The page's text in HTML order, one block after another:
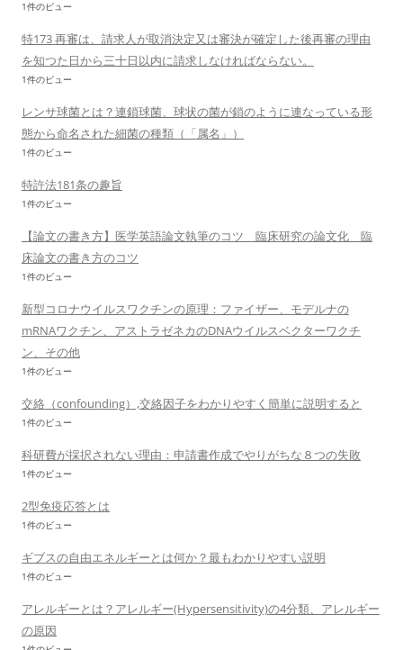
1件のビュー
特173 再審は、請求人が取消決定又は審決が確定した後再審の理由
を知つた日から三十日以内に請求しなければならない。
1件のビュー
レンサ球菌とは？連鎖球菌、球状の菌が鎖のように連なっている形
態から命名された細菌の種類（「属名」）
1件のビュー
特許法181条の趣旨
1件のビュー
【論文の書き方】医学英語論文執筆のコツ 臨床研究の論文化 臨
床論文の書き方のコツ
1件のビュー
新型コロナウイルスワクチンの原理：ファイザー、モデルナの
mRNAワクチン、アストラゼネカのDNAウイルスベクターワクチ
ン、その他
1件のビュー
交絡（confounding）,交絡因子をわかりやすく簡単に説明すると
1件のビュー
科研費が採択されない理由：申請書作成でやりがちな８つの失敗
1件のビュー
2型免疫応答とは
1件のビュー
ギブスの自由エネルギーとは何か？最もわかりやすい説明
1件のビュー
アレルギーとは？アレルギー(Hypersensitivity)の4分類、アレルギー
の原因